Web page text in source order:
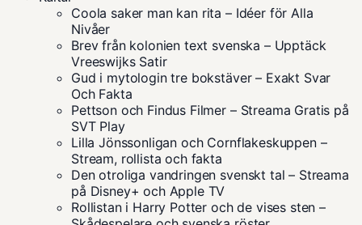
Coola saker man kan rita – Idéer för Alla
Nivåer
Brev från kolonien text svenska – Upptäck
Vreeswijks Satir
Gud i mytologin tre bokstäver – Exakt Svar
Och Fakta
Pettson och Findus Filmer – Streama Gratis på
SVT Play
Lilla Jönssonligan och Cornflakeskuppen –
Stream, rollista och fakta
Den otroliga vandringen svenskt tal – Streama
på Disney+ och Apple TV
Rollistan i Harry Potter och de vises sten –